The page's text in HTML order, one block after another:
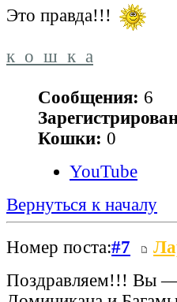
Это правда!!!
к_о_ш_к_а
Сообщения: 6
Кошки: 0
YouTube
Вернуться к началу
Номер поста:#7
Поздравляем!!! Вы —